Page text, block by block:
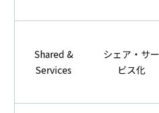
Shared &
Services
シェア・サー
ビス化